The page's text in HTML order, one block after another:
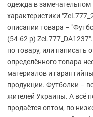
одежда в замечательном
характеристики
описании товара –
(54-62 р)
по товару, или написать
определённого товара
материалов и
продукции. Футболки –
жителей Украины. А всё
продаётся оптом, по